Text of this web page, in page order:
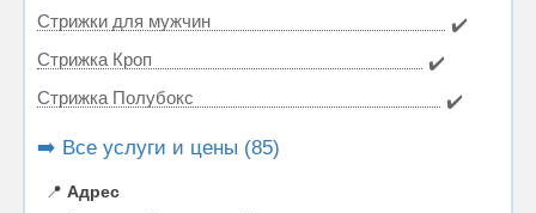
Стрижки для мужчин
✔️
Стрижка Кроп
✔️
Стрижка Полубокс
✔️
➡️ Все услуги и цены (85)
📍 Адрес